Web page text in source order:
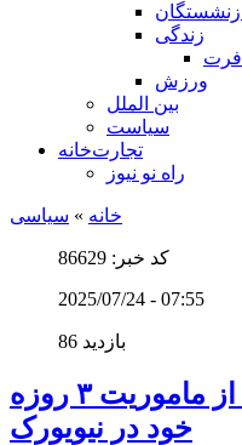
زندگی
ورزش
بین الملل
سیاست
تجارت‌خانه
راه نو نیوز
خانه » سیاسی
کد خبر: 86629
2025/07/24 - 07:55
86 بازدید
گزارش «غریب‌آبادی» از ماموریت ۳ روزه
خود در نیویورک